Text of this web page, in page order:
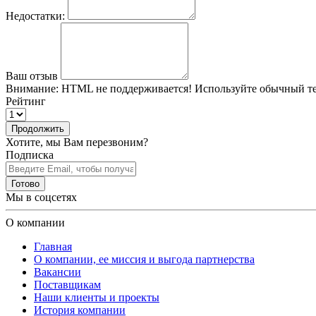
Недостатки:
Ваш отзыв
Внимание: HTML не поддерживается! Используйте обычный
Рейтинг
Продолжить
Хотите, мы Вам перезвоним?
Подписка
Готово
Мы в соцсетях
О компании
Главная
О компании, ее миссия и выгода партнерства
Вакансии
Поставщикам
Наши клиенты и проекты
История компании